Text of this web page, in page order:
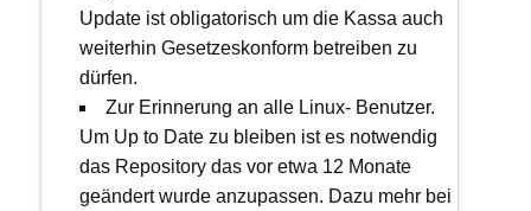
Update ist obligatorisch um die Kassa auch
weiterhin Gesetzeskonform betreiben zu
dürfen.
Zur Erinnerung an alle Linux- Benutzer.
Um Up to Date zu bleiben ist es notwendig
das Repository das vor etwa 12 Monate
geändert wurde anzupassen. Dazu mehr bei